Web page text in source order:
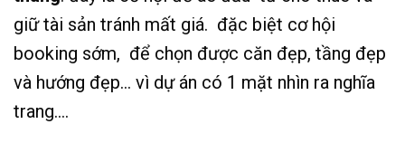
giữ tài sản tránh mất giá. đặc biệt cơ hội
booking sớm, để chọn được căn đẹp, tầng đẹp
và hướng đẹp… vì dự án có 1 mặt nhìn ra nghĩa
trang….